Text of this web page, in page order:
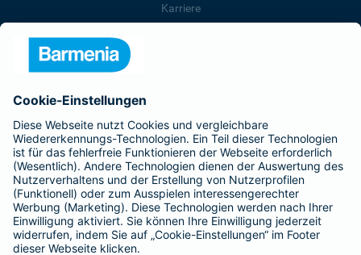
Karriere
Presse
Barmenia ist Teil der BarmeniaGothaer
BELIEBTE SEITEN
Kranken-Zusatzversicherung
Tierversicherungen
Haftpflichtversicherung
Hausratversicherung